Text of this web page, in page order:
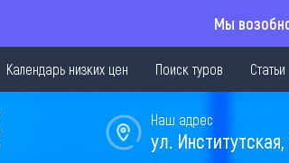
Мы
Календарь низких цен Поиск туров Статьи
Наш адрес
ул.